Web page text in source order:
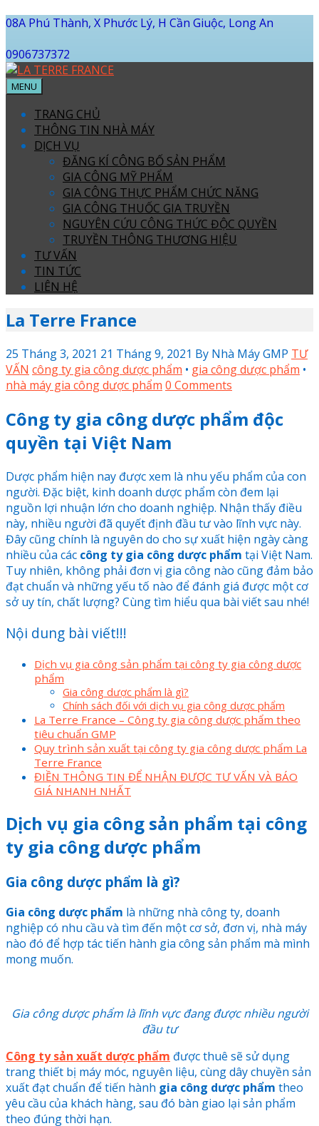
08A Phú Thành, X Phước Lý, H Cần Giuộc, Long An
0906737372
MENU
TRANG CHỦ
THÔNG TIN NHÀ MÁY
DỊCH VỤ
ĐĂNG KÍ CÔNG BỐ SẢN PHẨM
GIA CÔNG MỸ PHẨM
GIA CÔNG THỰC PHẨM CHỨC NĂNG
GIA CÔNG THUỐC GIA TRUYỀN
NGUYÊN CỨU CÔNG THỨC ĐỘC QUYỀN
TRUYỀN THÔNG THƯƠNG HIỆU
TƯ VẤN
TIN TỨC
LIÊN HỆ
La Terre France
25 Tháng 3, 2021 21 Tháng 9, 2021 By Nhà Máy GMP TƯ
VẤN công ty gia công dược phẩm • gia công dược phẩm •
nhà máy gia công dược phẩm 0 Comments
Công ty gia công dược phẩm độc
quyền tại Việt Nam
Dược phẩm hiện nay được xem là nhu yếu phẩm của con
người. Đặc biệt, kinh doanh dược phẩm còn đem lại
nguồn lợi nhuận lớn cho doanh nghiệp. Nhận thấy điều
này, nhiều người đã quyết định đầu tư vào lĩnh vực này.
Đây cũng chính là nguyên do cho sự xuất hiện ngày càng
nhiều của các công ty gia công dược phẩm tại Việt Nam.
Tuy nhiên, không phải đơn vị gia công nào cũng đảm bảo
đạt chuẩn và những yếu tố nào để đánh giá được một cơ
sở uy tín, chất lượng? Cùng tìm hiểu qua bài viết sau nhé!
Nội dung bài viết!!!
Dịch vụ gia công sản phẩm tại công ty gia công dược
phẩm
Gia công dược phẩm là gì?
Chính sách đối với dịch vụ gia công dược phẩm
La Terre France – Công ty gia công dược phẩm theo
tiêu chuẩn GMP
Quy trình sản xuất tại công ty gia công dược phẩm La
Terre France
ĐIỀN THÔNG TIN ĐỂ NHẬN ĐƯỢC TƯ VẤN VÀ BÁO
GIÁ NHANH NHẤT
Dịch vụ gia công sản phẩm tại công
ty gia công dược phẩm
Gia công dược phẩm là gì?
Gia công dược phẩm là những nhà công ty, doanh
nghiệp có nhu cầu và tìm đến một cơ sở, đơn vị, nhà máy
nào đó để hợp tác tiến hành gia công sản phẩm mà mình
mong muốn.
Gia công dược phẩm là lĩnh vực đang được nhiều người
đầu tư
Công ty sản xuất dược phẩm được thuê sẽ sử dụng
trang thiết bị máy móc, nguyên liệu, cùng dây chuyền sản
xuất đạt chuẩn để tiến hành gia công dược phẩm theo
yêu cầu của khách hàng, sau đó bàn giao lại sản phẩm
theo đúng thời hạn.